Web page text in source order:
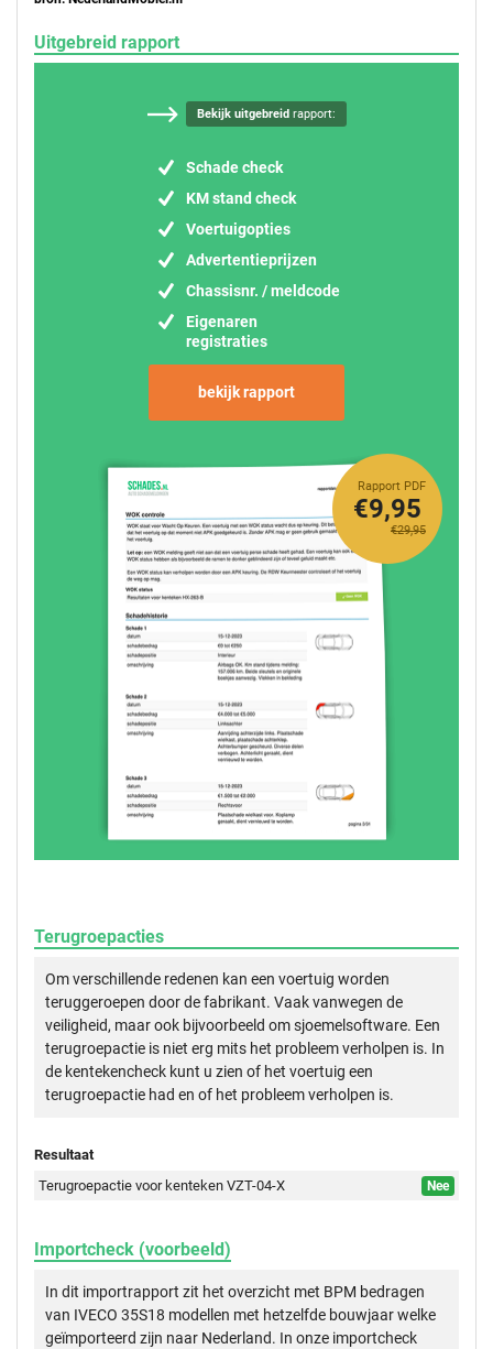
Uitgebreid rapport
Bekijk uitgebreidrapport:
Schade check
KM stand check
Voertuigopties
Advertentieprijzen
Chassisnr. / meldcode
Eigenaren
registraties
bekijk rapport
Rapport PDF
€29,95
€9,95
Terugroepacties
Om verschillende redenen kan een voertuig worden
teruggeroepen door de fabrikant. Vaak vanwegen de
veiligheid, maar ook bijvoorbeeld om sjoemelsoftware. Een
terugroepactie is niet erg mits het probleem verholpen is. In
de kentekencheck kunt u zien of het voertuig een
terugroepactie had en of het probleem verholpen is.
Resultaat
Terugroepactie voor kenteken VZT-04-X
Nee
Importcheck (voorbeeld)
In dit importrapport zit het overzicht met BPM bedragen
van IVECO 35S18 modellen met hetzelfde bouwjaar welke
geïmporteerd zijn naar Nederland. In onze importcheck